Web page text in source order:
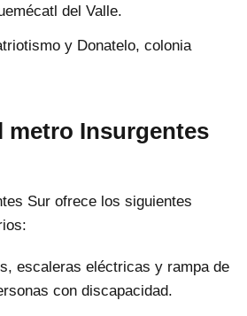
del Valle.
y Donatelo, colonia
metro Insurgentes
Sur ofrece los siguientes
escaleras eléctricas y rampa de
con discapacidad.